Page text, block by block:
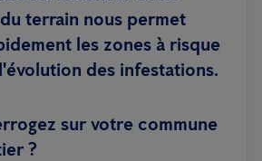
terrain nous permet
les zones à risque
des infestations.
sur votre commune
?